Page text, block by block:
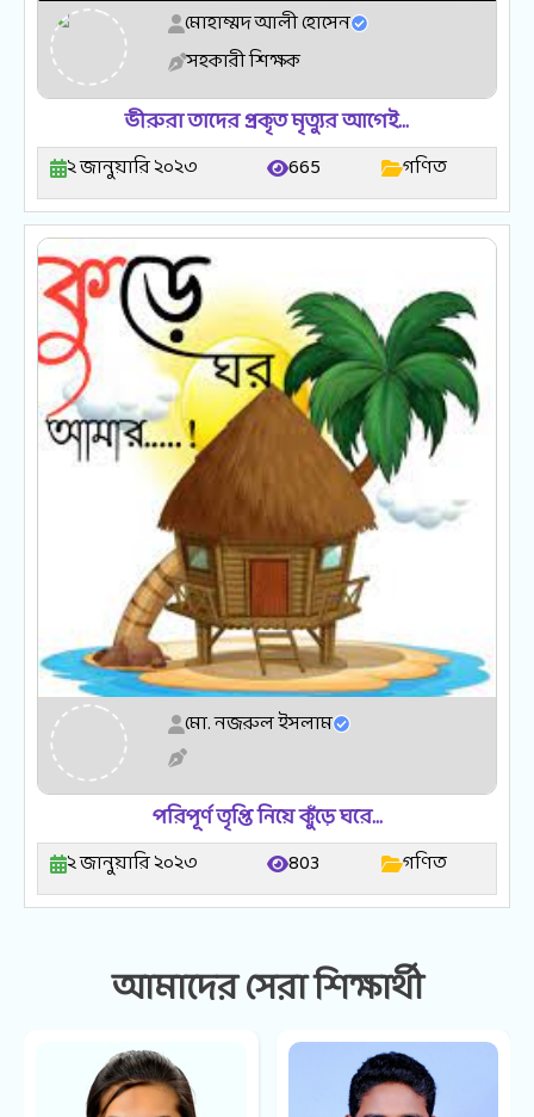
মোহাম্মদ আলী হোসেন
সহকারী শিক্ষক
ভীরুরা তাদের প্রকৃত মৃত্যুর আগেই…
২ জানুয়ারি ২০২৩ 665 গণিত
মো. নজরুল ইসলাম
পরিপূর্ণ তৃপ্তি নিয়ে কুঁড়ে ঘরে…
২ জানুয়ারি ২০২৩ 803 গণিত
আমাদের সেরা শিক্ষার্থী